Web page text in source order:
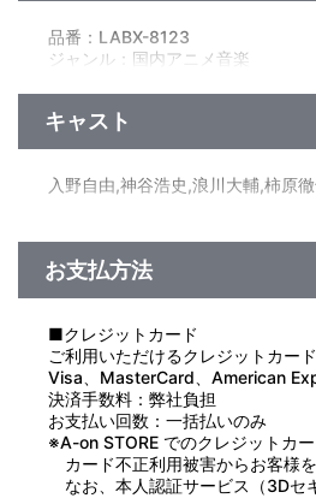
品番：LABX-8123
ジャンル：国内アニメ音楽
キャスト
入野自由,神谷浩史,浪川大輔,柿原
お支払方法
■クレジットカード
ご利用いただけるクレジットカード
Visa、MasterCard、American
決済手数料：弊社負担
お支払い回数：一括払いのみ
※A-on STORE でのクレジットカ
カード不正利用被害からお客様
なお、本人認証サービス（3Dセ